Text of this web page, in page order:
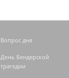
Вопрос дня
День Бендерской
трагедии